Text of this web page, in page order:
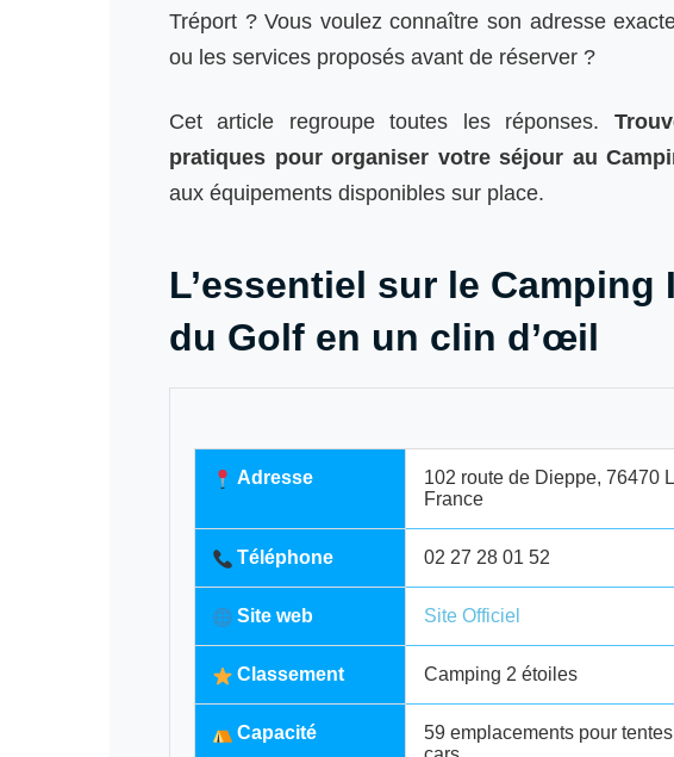
Tréport ? Vous voulez connaître son adresse
ou les services proposés avant de réserver ?
Cet article regroupe toutes les réponses.
pratiques pour organiser votre séjour au
aux équipements disponibles sur place.
L’essentiel sur le
du Golf en un clin d’œil
Adresse
102 route de Dieppe, 76470
France
Téléphone 02 27 28 01 52
Site web Site Officiel
Classement Camping 2 étoiles
Capacité
59 emplacements pour